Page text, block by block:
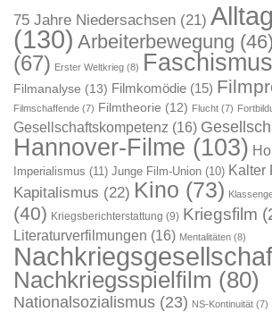
75 Jahre Niedersachsen (21)
(130) Arbeiterbewegung (46)
(67) Erster Weltkrieg (8) Faschismus
Filmanalyse (13) Filmkomödie (15)
Filmschaffende (7) Filmtheorie (12) Flucht (7)
Gesellschaftskompetenz (16)
Hannover-Filme (103)
Imperialismus (11) Junge Film-Union (10) Kalter
Kapitalismus (22) Kino (73)
(40) Kriegsberichterstattung (9) Kriegsfilm
Literaturverfilmungen (16) Mentalitäten (8)
Nachkriegsspielfilm (80)
Nationalsozialismus (23) NS-Kontinuität (7)